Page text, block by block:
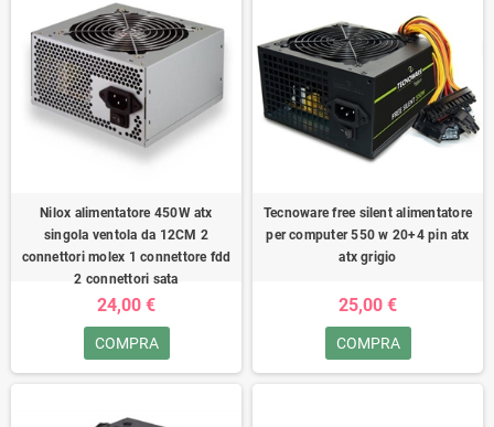
Nilox alimentatore 450W atx
singola ventola da 12CM 2
connettori molex 1 connettore fdd
2 connettori sata
24,00 €
COMPRA
Tecnoware free silent alimentatore
per computer 550 w 20+4 pin atx
atx grigio
25,00 €
COMPRA